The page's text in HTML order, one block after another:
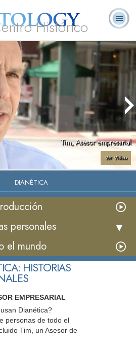
Histórico
Ministros
Voluntarios
Preguntas
Frecuentes
Libros
Tim, Asesor empresarial
Ver Video
DIANÉTICA
personales
el mundo
HISTORIAS
EMPRESARIAL
Dianética?
personas de todo el
Tim, un Asesor de